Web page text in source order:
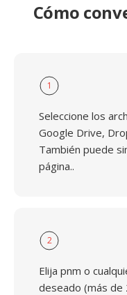
Cómo
1
Seleccione los
Google Drive,
También puede
página..
2
Elija pnm o
deseado (más